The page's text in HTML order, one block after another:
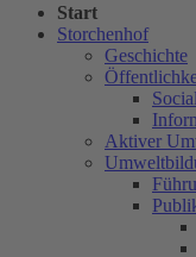
Start
Storchenhof
Geschichte
Aktiver